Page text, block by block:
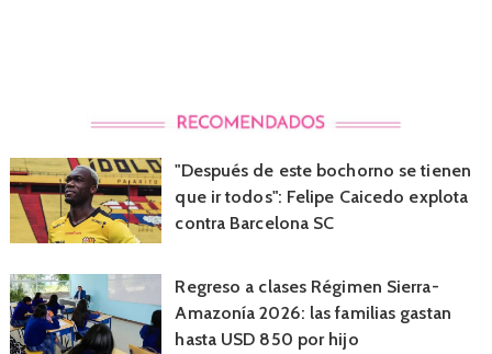
"Después de este bochorno se tienen
que ir todos": Felipe Caicedo explota
contra Barcelona SC
Regreso a clases Régimen Sierra-
Amazonía 2026: las familias gastan
hasta USD 850 por hijo